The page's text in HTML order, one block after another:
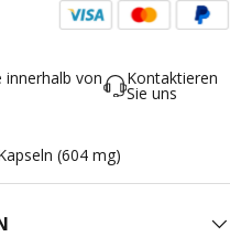
innerhalb von Kontaktieren
Sie uns
(604 mg)